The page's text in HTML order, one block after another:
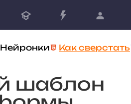
Нейронки Как сверстать
шаблон